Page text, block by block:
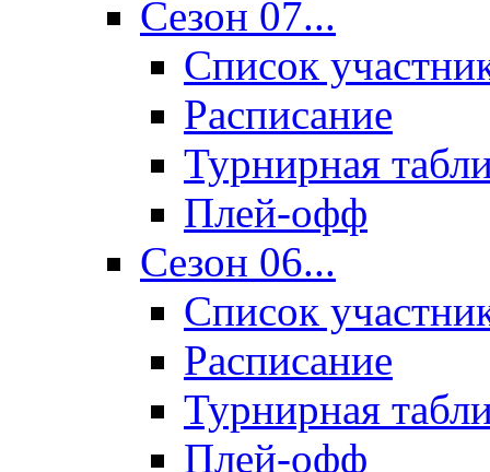
Сезон 07...
Список
Расписание
Турнирная
Плей-офф
Сезон 06...
Список
Расписание
Турнирная
Плей-офф